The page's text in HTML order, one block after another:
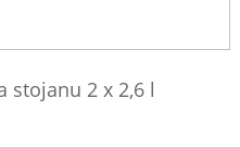
stojanu 2 x 2,6 l